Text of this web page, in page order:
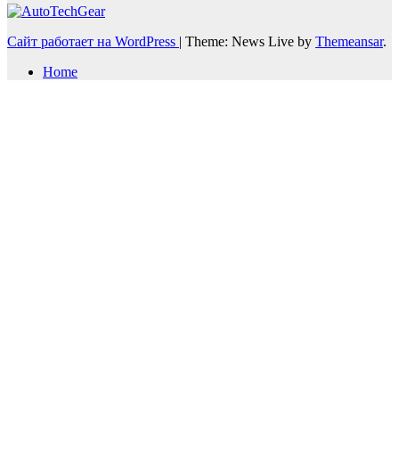
Сайт работает на WordPress | Theme: News Live by Themeansar.
Home